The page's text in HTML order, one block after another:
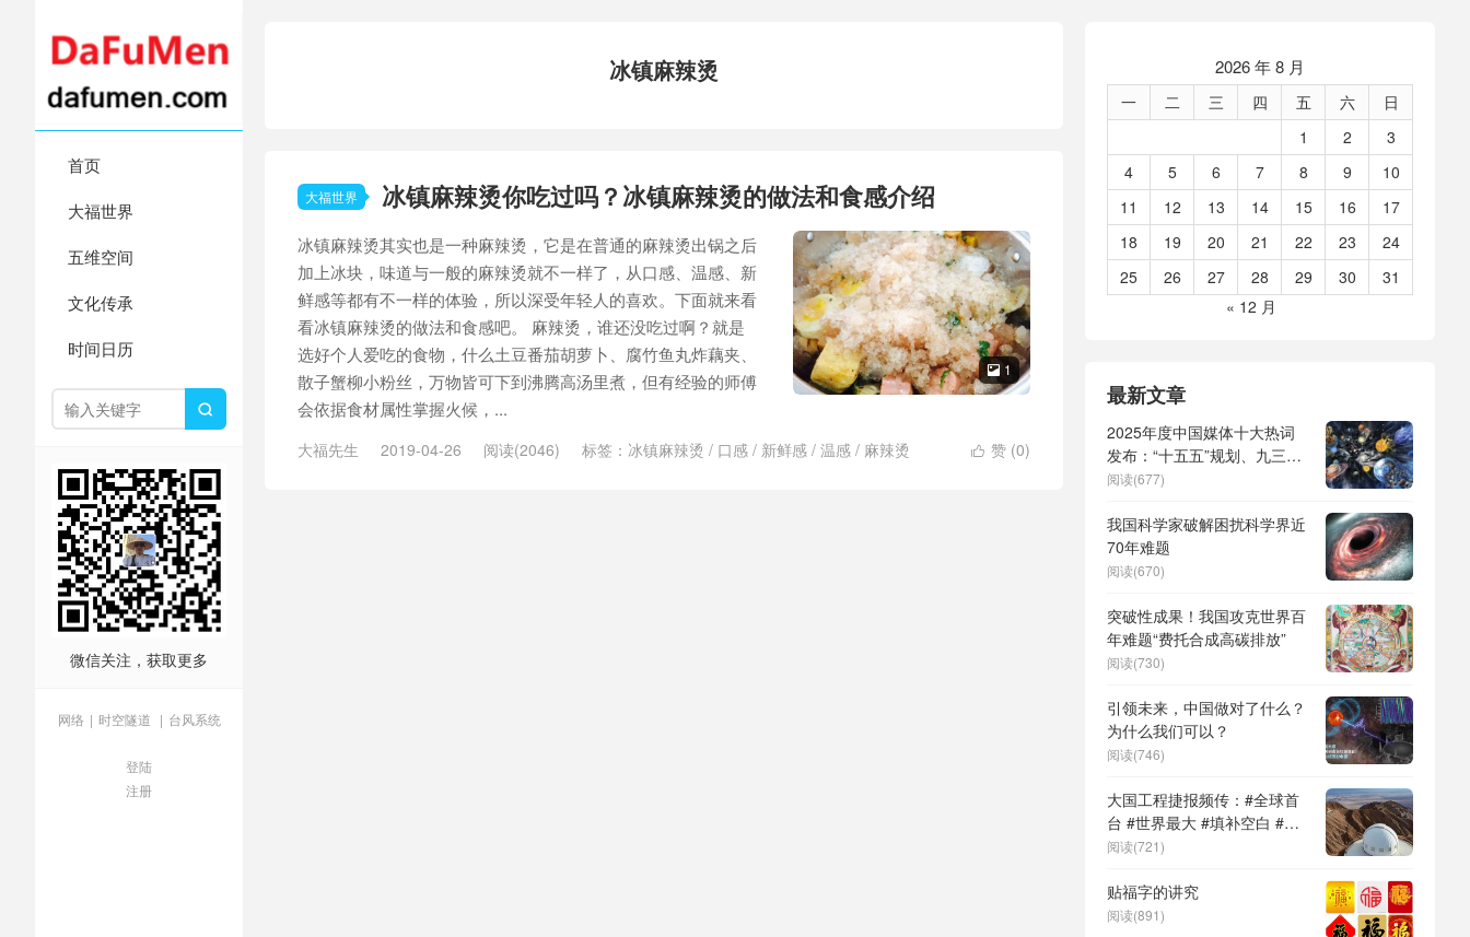
首页
大福世界
五维空间
文化传承
时间日历

微信关注，获取更多
网络 | 时空隧道 | 台风系统
登陆
注册
冰镇麻辣烫
大福世界 冰镇麻辣烫你吃过吗？冰镇麻辣烫的做法和食感介绍
 1
冰镇麻辣烫其实也是一种麻辣烫，它是在普通的麻辣烫出锅之后
加上冰块，味道与一般的麻辣烫就不一样了，从口感、温感、新
鲜感等都有不一样的体验，所以深受年轻人的喜欢。下面就来看
看冰镇麻辣烫的做法和食感吧。 麻辣烫，谁还没吃过啊？就是
选好个人爱吃的食物，什么土豆番茄胡萝卜、腐竹鱼丸炸藕夹、
散子蟹柳小粉丝，万物皆可下到沸腾高汤里煮，但有经验的师傅
会依据食材属性掌握火候，...
 赞 (0)
大福先生 2019-04-26 阅读(2046) 标签： 冰镇麻辣烫 / 口感 / 新鲜感 / 温感 / 麻辣烫
2026 年 8 月
一 二 三 四 五 六
日
1
2
3
4
5 6 7 8 9
10
11
12 13 14 15 16
17
18
19 20 21 22 23
24
25
26 27 28 29 30
31
« 12 月
最新文章
2025年度中国媒体十大热词
发布：“十五五”规划、九三阅
兵、全球治理倡议、
形机器人、苏超、票根经济、
育儿补贴、科学素养、网络生
态治理
阅读(677)
我国科学家破解困扰科学界近
70年难题
阅读(670)
突破性成果！我国攻克世界百
年难题“费托合成高碳排放”
阅读(730)
引领未来，中国做对了什么？
为什么我们可以？
阅读(746)
大国工程捷报频传：#全球首
台 #世界最大 #填补空白 #突
破关键节点
阅读(721)
贴福字的讲究
阅读(891)